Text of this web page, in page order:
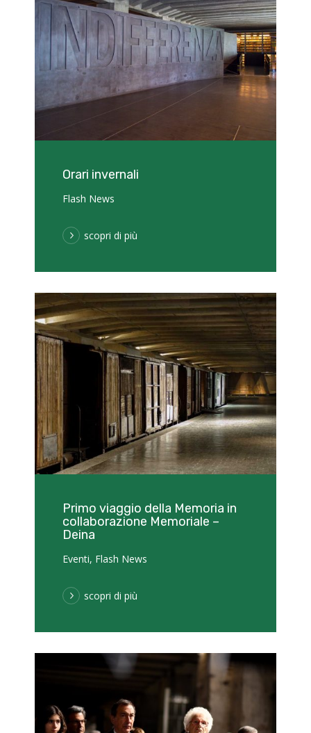
Orari invernali
Flash News
scopri di più
Primo viaggio della Memoria in
collaborazione Memoriale –
Deina
Eventi, Flash News
scopri di più